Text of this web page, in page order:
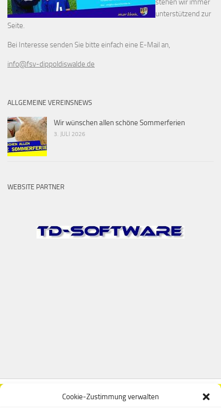
Cookie-Zustimmung verwalten
stehen wir immer
unterstützend zur
Seite.
Bei Interesse senden Sie bitte einfach eine E-Mail an,
info@fsv-dippoldiswalde.de
ALLGEMEINE VEREINSNEWS
Wir wünschen allen schöne Sommerferien
3. JULI 2026
WEBSITE PARTNER